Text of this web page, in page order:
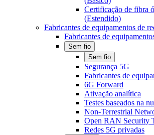
Certificação de fibra
(Estendido)
Fabricantes de equipamentos de
Fabricantes de
Sem fio
Sem fio
Segurança 5G
Fabricantes de
6G Forward
Ativação analítica
Testes baseados na
Non-Terrestrial
Open RAN Security
Redes 5G privadas